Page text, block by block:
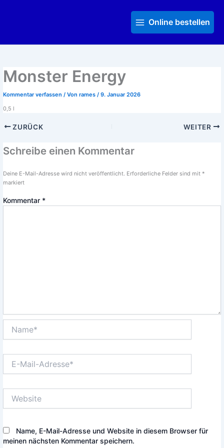
MenuOnline bestellen
Monster Energy
Kommentar verfassen / Von rames / 9. Januar 2026
0,5 l
ZURÜCK WEITER
Schreibe einen Kommentar
Deine E-Mail-Adresse wird nicht veröffentlicht. Erforderliche Felder sind mit *
markiert
Kommentar *
Mail-
Name, E-Mail-Adresse und Website in diesem Browser für
meinen nächsten Kommentar speichern.